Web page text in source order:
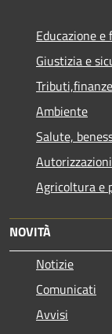
Educazione e
Giustizia e
Ambiente
Salute,
Autorizzazioni
Agricoltura e
NOVITÀ
Notizie
Comunicati
Avvisi